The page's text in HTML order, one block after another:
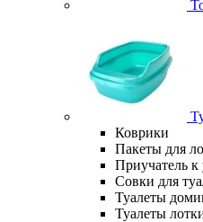
Коврики
Пакеты для
Приучатель к
Совки для
Туалеты
Туалеты